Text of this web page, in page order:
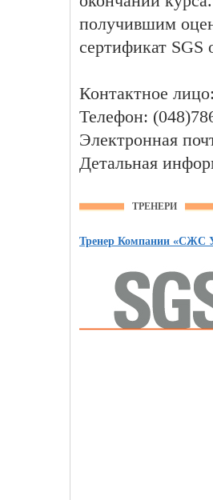
получившим
сертификат
Контактное
Телефон:
Электронная
Детальная
ТРЕНЕРИ
Тренер Компании